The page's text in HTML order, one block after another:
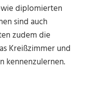
diplomierten
sind auch
zudem die
Kreißzimmer und
kennenzulernen.